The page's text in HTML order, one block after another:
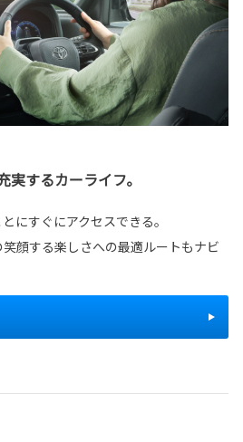
するカーライフ。
にすぐにアクセスできる。
顔する楽しさへの最適ルートもナビ